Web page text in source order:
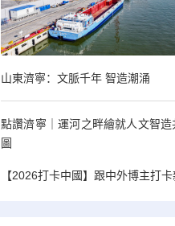
山東濟寧：文脈千年 智造潮涌
點讚濟寧｜運河之畔繪就人文智造
圖
【2026打卡中國】跟中外博主打